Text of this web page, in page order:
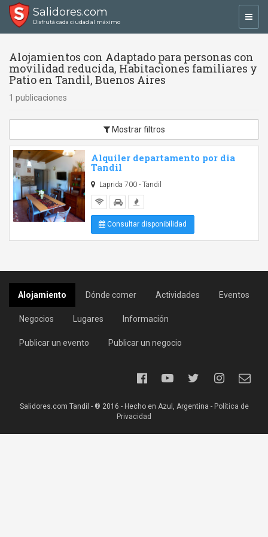
Salidores.com
Disfrutá cada ciudad al máximo
Alojamientos con Adaptado para personas con
movilidad reducida, Habitaciones familiares y
Patio en Tandil, Buenos Aires
1 publicaciones
Mostrar filtros
Alquiler departamento por dia
Tandil
Laprida 700 - Tandil
Consultar disponibilidad
Alojamiento Dónde comer Actividades Eventos
Negocios Lugares Información
Publicar un evento Publicar un negocio
Salidores.com Tandil - ® 2016 - Hecho en Azul, Argentina - Política de
Privacidad